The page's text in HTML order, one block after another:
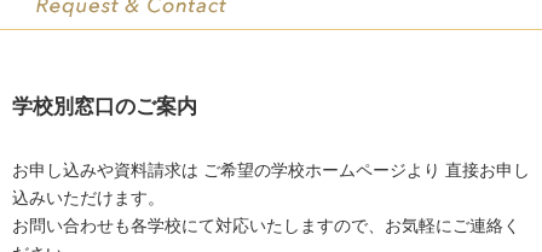
学校別窓口のご案内
お申し込みや資料請求は ご希望の学校ホームページより 直接お申し
込みいただけます。
お問い合わせも各学校にて対応いたしますので、お気軽にご連絡く